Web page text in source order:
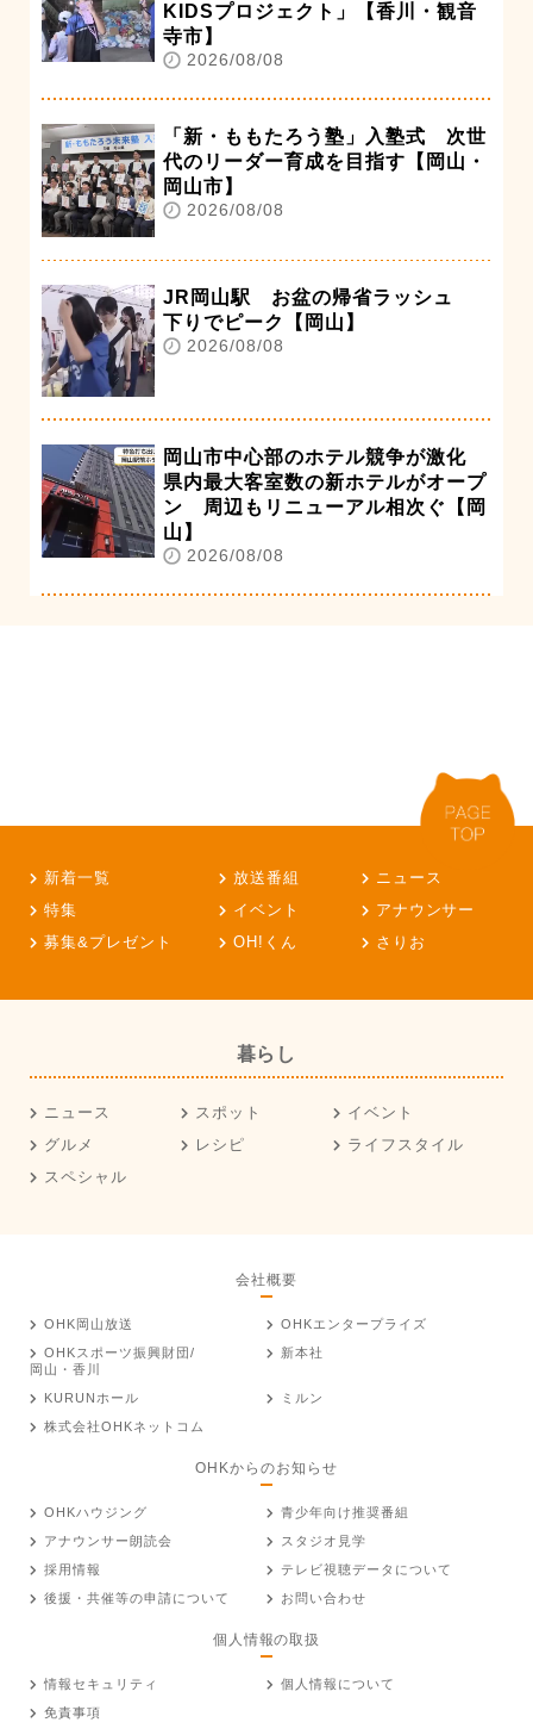
KIDSプロジェクト」【香川・観音
寺市】
2026/08/08
「新・ももたろう塾」入塾式 次世
代のリーダー育成を目指す【岡山・
岡山市】
2026/08/08
JR岡山駅 お盆の帰省ラッシュ
下りでピーク【岡山】
2026/08/08
岡山市中心部のホテル競争が激化
県内最大客室数の新ホテルがオープ
ン 周辺もリニューアル相次ぐ【岡
山】
2026/08/08
新着一覧 放送番組
ニュース
特集
イベント
アナウンサー
募集&プレゼント
OH!くん さりお
暮らし
ニュース スポット
イベント
グルメ
レシピ
ライフスタイル
スペシャル
会社概要
OHK岡山放送
OHKエンタープライズ
OHKスポーツ振興財団/
岡山・香川
新本社
KURUNホール
ミルン
株式会社OHKネットコム
OHKからのお知らせ
OHKハウジング
青少年向け推奨番組
アナウンサー朗読会
スタジオ見学
採用情報
テレビ視聴データについて
後援・共催等の申請について
お問い合わせ
個人情報の取扱
情報セキュリティ
個人情報について
免責事項